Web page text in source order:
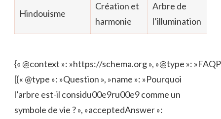
Hindouisme
Création et
harmonie
Arbre de
l’illumination
{« @context »: »https://schema.org », »@type »:
[{« @type »: »Question », »name »: »Pourquoi
l’arbre est-il considu00e9ru00e9 comme un
symbole de vie ? », »acceptedAnswer »: